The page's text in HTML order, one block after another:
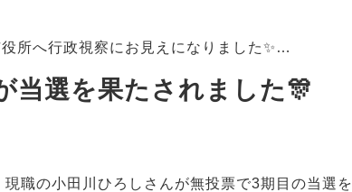
所へ行政視察にお見えになりました✨…
当選を果たされました🎊
職の小田川ひろしさんが無投票で3期目の当選を